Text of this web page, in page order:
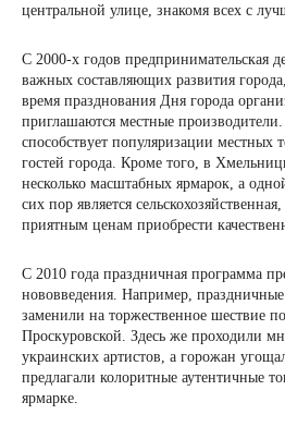
центральной улице, знакомя всех с
С 2000-х годов предпринимательская
важных составляющих развития
время празднования Дня города
приглашаются местные
способствует популяризации местных
гостей города. Кроме того, в
несколько масштабных ярмарок, а
сих пор является
приятным ценам приобрести
С 2010 года праздничная программа
нововведения. Например,
заменили на торжественное шествие
Проскуровской. Здесь же проходили
украинских артистов, а горожан
предлагали колоритные аутентичные
ярмарке.